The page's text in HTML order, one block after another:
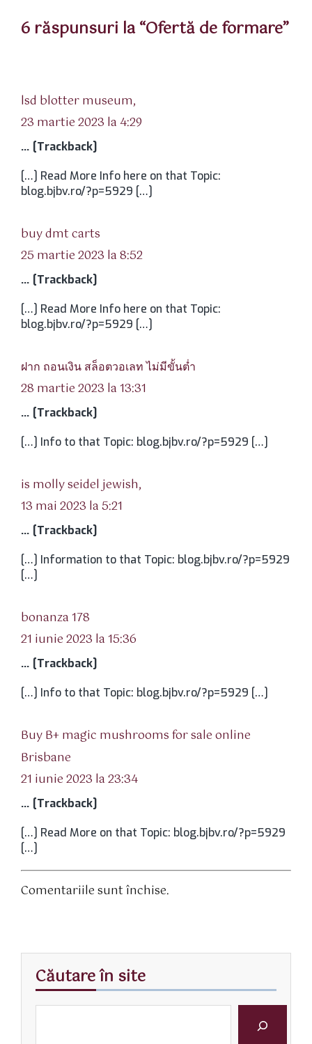
6 răspunsuri la “Ofertă de formare”
lsd blotter museum,
23 martie 2023 la 4:29
… [Trackback]
[…] Read More Info here on that Topic:
blog.bjbv.ro/?p=5929 […]
buy dmt carts
25 martie 2023 la 8:52
… [Trackback]
[…] Read More Info here on that Topic:
blog.bjbv.ro/?p=5929 […]
ฝาก ถอนเงิน สล็อตวอเลท ไม่มีขั้นต่ำ
28 martie 2023 la 13:31
… [Trackback]
[…] Info to that Topic: blog.bjbv.ro/?p=5929 […]
is molly seidel jewish,
13 mai 2023 la 5:21
… [Trackback]
[…] Information to that Topic: blog.bjbv.ro/?p=5929
[…]
bonanza 178
21 iunie 2023 la 15:36
… [Trackback]
[…] Info to that Topic: blog.bjbv.ro/?p=5929 […]
Buy B+ magic mushrooms for sale online
Brisbane
21 iunie 2023 la 23:34
… [Trackback]
[…] Read More on that Topic: blog.bjbv.ro/?p=5929
[…]
Comentariile sunt închise.
Căutare în site